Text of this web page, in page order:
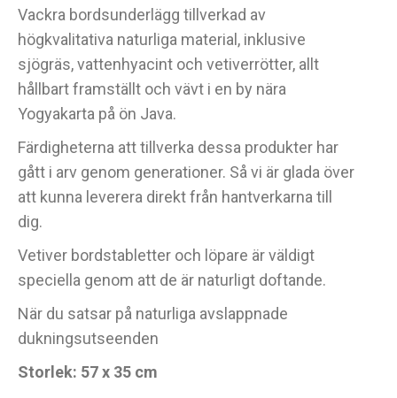
Vackra bordsunderlägg tillverkad av
högkvalitativa naturliga material, inklusive
sjögräs, vattenhyacint och vetiverrötter, allt
hållbart framställt och vävt i en by nära
Yogyakarta på ön Java.
Färdigheterna att tillverka dessa produkter har
gått i arv genom generationer. Så vi är glada över
att kunna leverera direkt från hantverkarna till
dig.
Vetiver bordstabletter och löpare är väldigt
speciella genom att de är naturligt doftande.
När du satsar på naturliga avslappnade
dukningsutseenden
Storlek: 57 x 35 cm